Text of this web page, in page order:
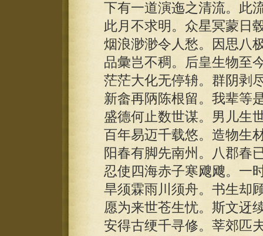
下有一道演迤之清流。此
此月不求明。众星冥蒙日
烟浪渺渺令人愁。因思八
品彙岂不稠。后皇生物至
茫茫大化无停辀。群阴剥
新畲再陃陈根留。我辈等
盛德何止数世谋。男儿生
百年易迈千载悠。造物生
阳春有脚先南州。八郡春
忍使四海赤子寒飕飕。一
旱须霖雨川须舟。书生却
愿为来世苍生忧。斯文迓
安得古绠千寻修。莘郊匹